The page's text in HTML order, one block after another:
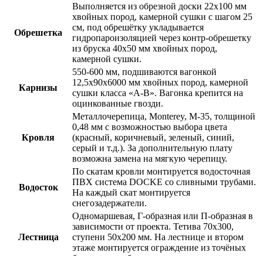
Обрешетка
Выполняется из обрезной доски 22х100 мм
хвойных пород, камерной сушки с шагом 25
см, под обрешётку укладывается
гидропароизоляцией через контр-обрешетку
из бруска 40х50 мм хвойных пород,
камерной сушки.
Карнизы
550-600 мм, подшиваются вагонкой
12,5х90х6000 мм хвойных пород, камерной
сушки класса «А-В». Вагонка крепится на
оцинкованные гвозди.
Кровля
Металлочерепица, Monterey, М-35, толщиной
0,48 мм с возможностью выбора цвета
(красный, коричневый, зеленый, синий,
серый и т.д.). За дополнительную плату
возможна замена на мягкую черепицу.
Водосток
По скатам кровли монтируется водосточная
ПВХ система DOCKE со сливными трубами.
На каждый скат монтируется
снегозадержатели.
Лестница
Одномаршевая, Г-образная или П-образная в
зависимости от проекта. Тетива 70х300,
ступени 50х200 мм. На лестнице и втором
этаже монтируется ограждение из точёных